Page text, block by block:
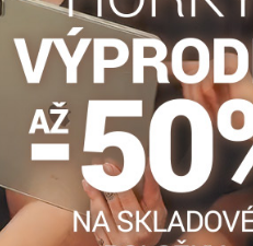
Sportovní legíny
FacebookTwitterBlueskyPinterestReddit